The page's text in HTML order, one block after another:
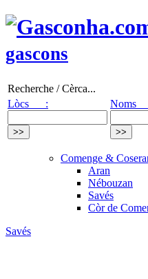
gascons
Recherche / Cèrca...
Lòcs :
Comenge &
Aran
Nébouzan
Savés
Còr de
Savés